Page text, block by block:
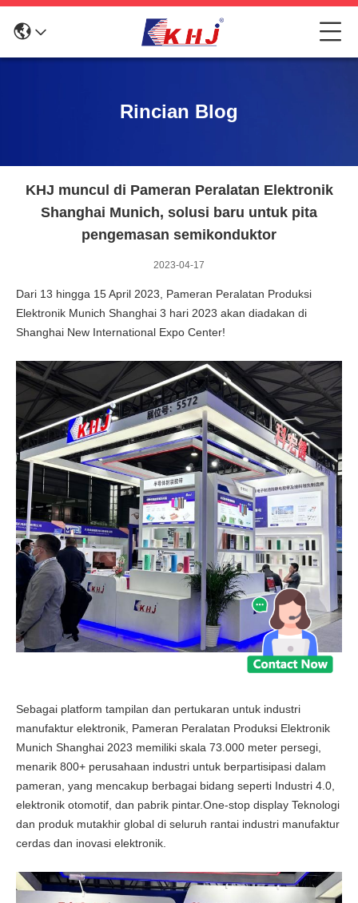
Rincian Blog
KHJ muncul di Pameran Peralatan Elektronik
Shanghai Munich, solusi baru untuk pita
pengemasan semikonduktor
2023-04-17
Dari 13 hingga 15 April 2023, Pameran Peralatan Produksi
Elektronik Munich Shanghai 3 hari 2023 akan diadakan di
Shanghai New International Expo Center!
Sebagai platform tampilan dan pertukaran untuk industri
manufaktur elektronik, Pameran Peralatan Produksi Elektronik
Munich Shanghai 2023 memiliki skala 73.000 meter persegi,
menarik 800+ perusahaan industri untuk berpartisipasi dalam
pameran, yang mencakup berbagai bidang seperti Industri 4.0,
elektronik otomotif, dan pabrik pintar.One-stop display Teknologi
dan produk mutakhir global di seluruh rantai industri manufaktur
cerdas dan inovasi elektronik.